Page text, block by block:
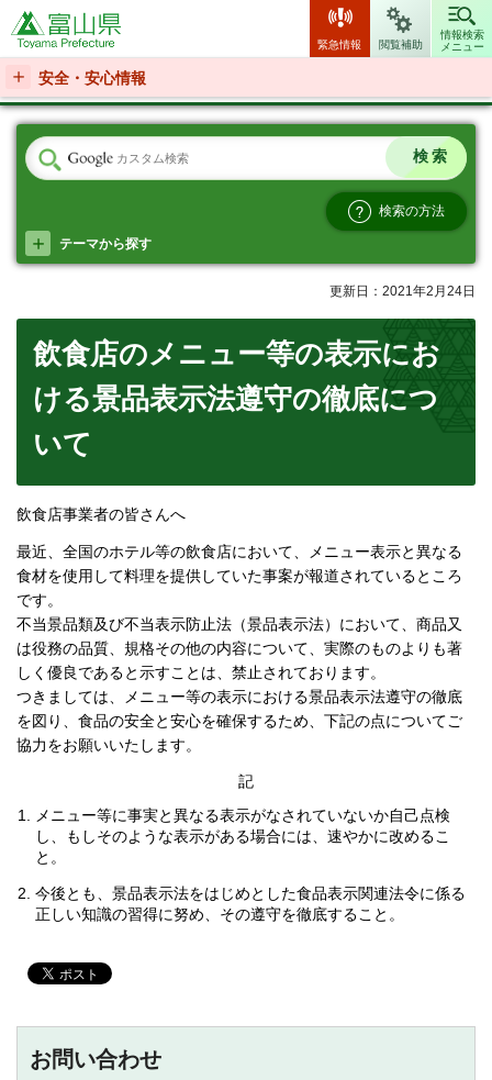
富山県
緊急情報 閲覧補助
情報検索
メニュー
安全・安心情報
検索の方法
テーマから探す
更新日：2021年2月24日
飲食店のメニュー等の表示にお
ける景品表示法遵守の徹底につ
いて
飲食店事業者の皆さんへ
最近、全国のホテル等の飲食店において、メニュー表示と異なる
食材を使用して料理を提供していた事案が報道されているところ
です。
不当景品類及び不当表示防止法（景品表示法）において、商品又
は役務の品質、規格その他の内容について、実際のものよりも著
しく優良であると示すことは、禁止されております。
つきましては、メニュー等の表示における景品表示法遵守の徹底
を図り、食品の安全と安心を確保するため、下記の点についてご
協力をお願いいたします。
記
メニュー等に事実と異なる表示がなされていないか自己点検
し、もしそのような表示がある場合には、速やかに改めるこ
と。
今後とも、景品表示法をはじめとした食品表示関連法令に係る
正しい知識の習得に努め、その遵守を徹底すること。
お問い合わせ